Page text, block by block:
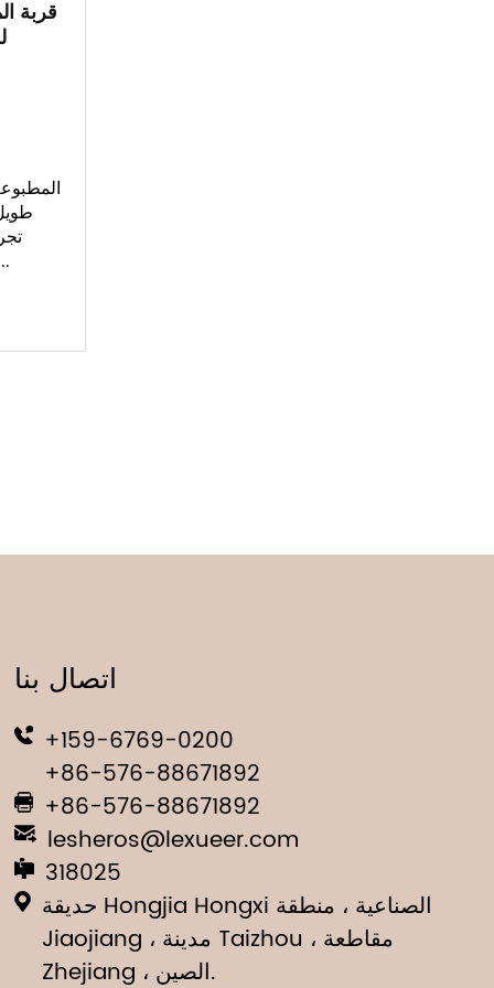
قربة
اتصال بنا
+159-6769-0200
+86-576-88671892
+86-576-88671892
lesheros@lexueer.com
318025
حديقة Hongjia Hongxi الصناعية ، منطقة
Jiaojiang ، مدينة Taizhou ، مقاطعة
Zhejiang ، الصين.